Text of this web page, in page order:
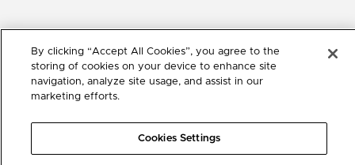
By clicking “Accept All Cookies”, you agree to the
storing of cookies on your device to enhance site
navigation, analyze site usage, and assist in our
marketing efforts.
Cookies Settings